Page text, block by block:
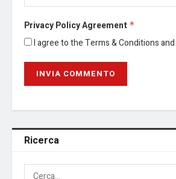
Privacy Policy Agreement *
I agree to the Terms & Conditions and
Ricerca